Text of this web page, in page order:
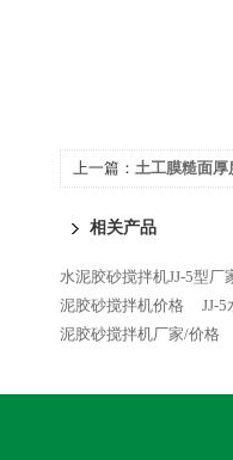
上一篇： 土工膜糙面
相关产品
水泥胶砂搅拌机JJ-5型厂
泥胶砂搅拌机价格
JJ-
泥胶砂搅拌机厂家/价格